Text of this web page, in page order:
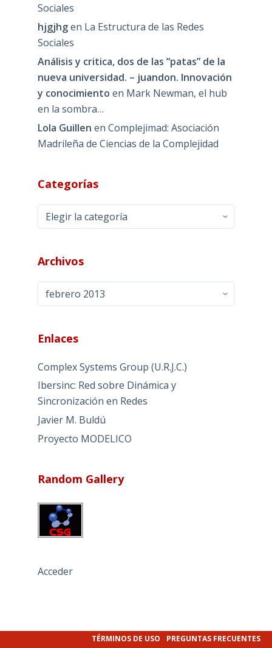
Sociales
hjgjhgen La Estructura de las Redes
Sociales
Análisis y critica, dos de las “patas” de la
nueva universidad. – juandon. Innovación
y conocimiento en Mark Newman, el hub
en la sombra…
Lola Guillen en Complejimad: Asociación
Madrileña de Ciencias de la Complejidad
Categorías
Categorías
Archivos
Archivos
Enlaces
Complex Systems Group (U.R.J.C.)
Ibersinc: Red sobre Dinámica y
Sincronización en Redes
Javier M. Buldú
Proyecto MODELICO
Random Gallery
Acceder
TÉRMINOS DE USO PREGUNTAS FRECUENTES